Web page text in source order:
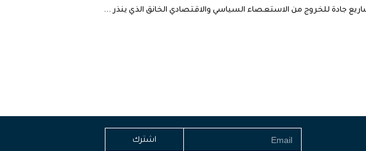
جادة للخروج من الاستعصاء السياسي والاقتصادي الخانق الذي ينذر ...
اشترك